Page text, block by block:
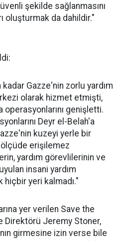
şekilde sağlanmasını
oluşturmak da dahildir."
kadar Gazze'nin zorlu yardım
olarak hizmet etmişti,
genişletti.
Deyr el-Belah'a
kuzeyi yerle bir
erişilemez
yardım görevlilerinin ve
insani yardım
hiçbir yeri kalmadı."
yer verilen Save the
Direktörü Jeremy Stoner,
girmesine izin verse bile